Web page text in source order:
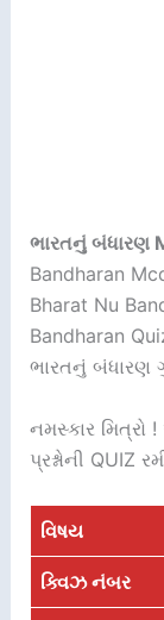
ભારતનું બંધારણ
Bandharan
Bharat Nu
Bandharan
ભારતનું બંધારણ
નમસ્કાર મિત્રો
પ્રશ્નોની QUIZ
વિષય
ક્વિઝ નંબર